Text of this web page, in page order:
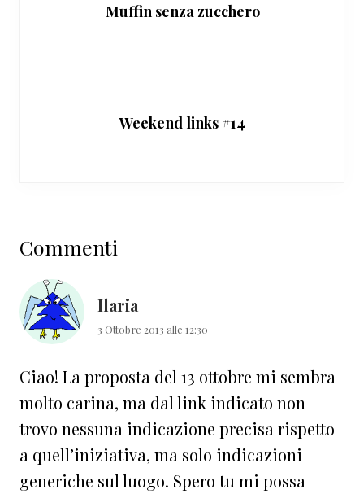
Muffin senza zucchero
Weekend links #14
del
lettore
Commenti
Ilaria
3 Ottobre 2013 alle 12:30
Ciao! La proposta del 13 ottobre mi sembra
molto carina, ma dal link indicato non
trovo nessuna indicazione precisa rispetto
a quell’iniziativa, ma solo indicazioni
generiche sul luogo. Spero tu mi possa